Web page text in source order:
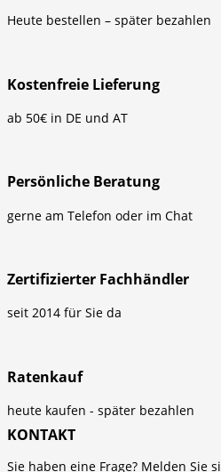
Heute bestellen – später bezahlen
Kostenfreie Lieferung
ab 50€ in DE und AT
Persönliche Beratung
gerne am Telefon oder im Chat
Zertifizierter Fachhändler
seit 2014 für Sie da
Ratenkauf
heute kaufen - später bezahlen
KONTAKT
Sie haben eine Frage? Melden Sie